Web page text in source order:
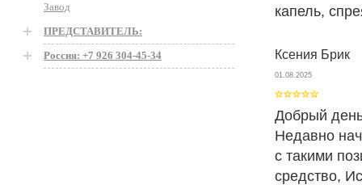
Завод
ПРЕДСТАВИТЕЛЬ:
Россия: +7 926 304-45-34
капель,
Ксения Брик
01.08.2025
Добрый
Недавно
с такими
средство,